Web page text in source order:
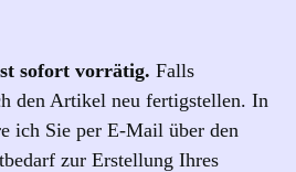
sofort vorrätig. Falls
den Artikel neu fertigstellen. In
ich Sie per E‑Mail über den
zur Erstellung Ihres